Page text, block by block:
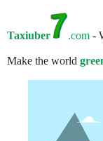
Taxiuber .com -
Make the world